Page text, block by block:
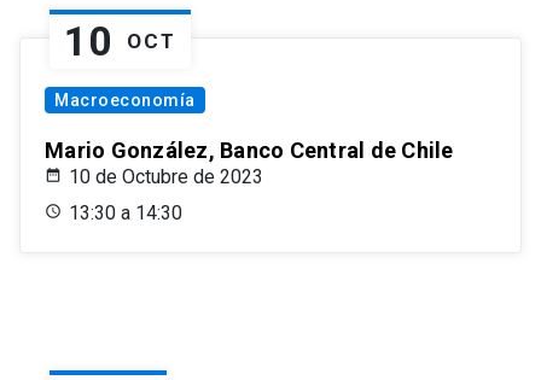
10 OCT
Macroeconomía
Mario González, Banco Central de Chile
10 de Octubre de 2023
13:30 a 14:30